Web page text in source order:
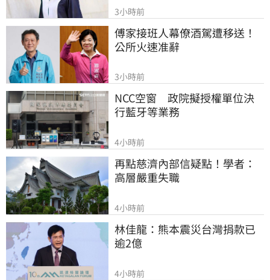
3小時前
傅家接班人幕僚酒駕遭移送！
公所火速准辭
3小時前
NCC空窗　政院擬授權單位決
行藍牙等業務
4小時前
再點慈濟內部信疑點！學者：
高層嚴重失職
4小時前
林佳龍：熊本震災台灣捐款已
逾2億
4小時前